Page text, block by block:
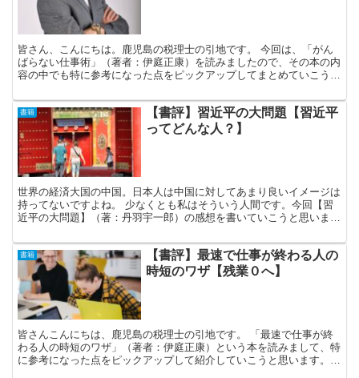
皆さん、こんにちは。鹿児島の税理士の引地です。 今回は、「がん
ばらない仕事術」（著者：伊庭正康）を読みましたので、その本の内
容の中でも特に参考になった点をピックアップしてまとめていこうと
書籍
【書評】習近平の大問題【習近平
ってどんな人？】
世界の経済大国の中国。日本人は中国に対してあまり良いイメージは
持ってないですよね。 少なくとも私はそういう人間です。今回【習
近平の大問題】（著：丹羽宇一郎）の感想を書いていこうと思います
書籍
【書評】最速で仕事が終わる人の
時短のワザ【残業０へ】
皆さんこんにちは、鹿児島の税理士の引地です。 「最速で仕事が終
わる人の時短のワザ」（著者：伊庭正康）という本を読みまして、特
に参考になった点をピックアップして紹介していこうと思います。